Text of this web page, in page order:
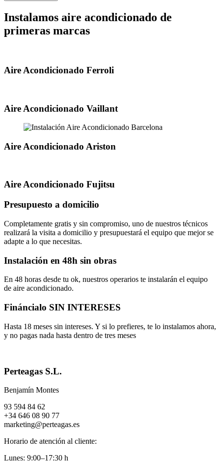
Instalamos aire acondicionado de
primeras marcas
Aire Acondicionado Ferroli
Aire Acondicionado Vaillant
Aire Acondicionado Ariston
Aire Acondicionado Fujitsu
Presupuesto a domicilio
Completamente gratis y sin compromiso, uno de nuestros técnicos
realizará la visita a domicilio y presupuestará el equipo que mejor se
adapte a lo que necesitas.
Instalación en 48h sin obras
En 48 horas desde tu ok, nuestros operarios te instalarán el equipo
de aire acondicionado.
Fináncialo SIN INTERESES
Hasta 18 meses sin intereses. Y si lo prefieres, te lo instalamos ahora,
y no pagas nada hasta dentro de tres meses
Perteagas S.L.
Benjamín Montes
93 594 84 62
+34 646 08 90 77
marketing@perteagas.es
Horario de atención al cliente:
Lunes: 9:00–17:30 h